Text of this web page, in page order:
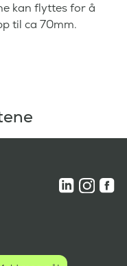
kan flyttes for å
til ca 70mm.